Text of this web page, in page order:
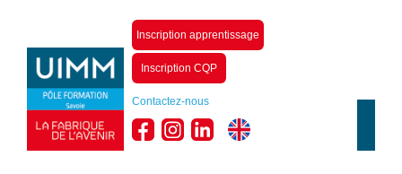
Inscription apprentissage
Inscription CQP
Contactez-nous